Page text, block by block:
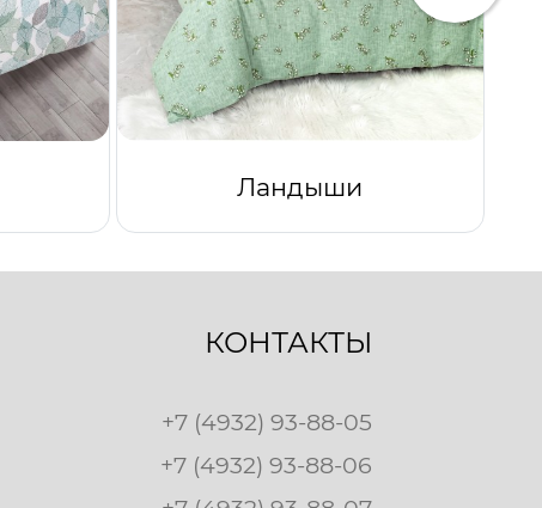
Ландыши
КОНТАКТЫ
+7 (4932) 93-88-05
+7 (4932) 93-88-06